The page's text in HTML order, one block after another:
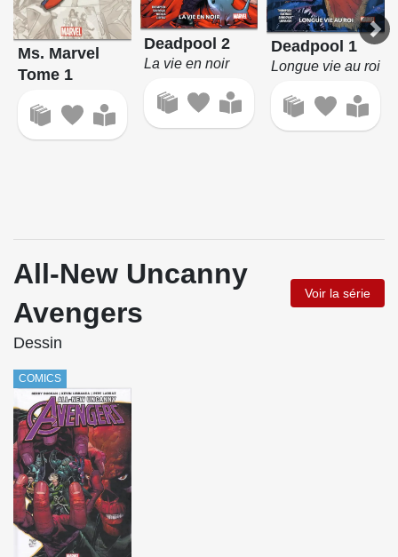
Ms. Marvel
Tome 1
Deadpool 2
La vie en noir
Deadpool 1
Longue vie au roi
All-New Uncanny
Avengers
Voir la série
Dessin
COMICS